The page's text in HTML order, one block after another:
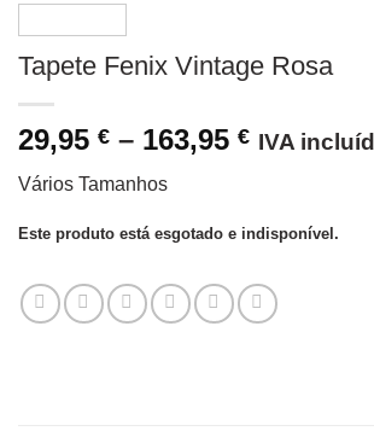
Tapete Fenix Vintage Rosa
29,95 € – 163,95 €Price
through
IVA
Vários Tamanhos
Este produto está esgotado e indisponível.